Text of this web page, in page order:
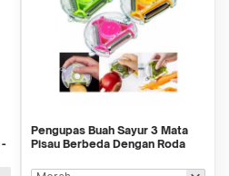
Pengupas Buah Sayur 3 Mata
Pisau Berbeda Dengan Roda